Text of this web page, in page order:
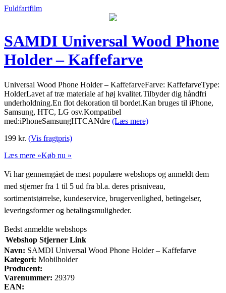
Fuldfartfilm
SAMDI Universal Wood Phone
Holder – Kaffefarve
Universal Wood Phone Holder – KaffefarveFarve: KaffefarveType:
HolderLavet af træ materiale af høj kvalitet.Tilbyder dig håndfri
underholdning.En flot dekoration til bordet.Kan bruges til iPhone,
Samsung, HTC, LG osv.Kompatibel
med:iPhoneSamsungHTCANdre (Læs mere)
199 kr. (Vis fragtpris)
Læs mere »Køb nu »
Vi har gennemgået de mest populære webshops og anmeldt dem
med stjerner fra 1 til 5 ud fra bl.a. deres prisniveau,
sortimentstørrelse, kundeservice, brugervenlighed, betingelser,
leveringsformer og betalingsmuligheder.
Bedst anmeldte webshops
Webshop Stjerner Link
Navn: SAMDI Universal Wood Phone Holder – Kaffefarve
Kategori: Mobilholder
Producent:
Varenummer: 29379
EAN: